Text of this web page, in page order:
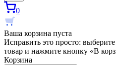
0
Ваша корзина пуста
Исправить это просто:
товар и нажмите кнопку «В
Корзина